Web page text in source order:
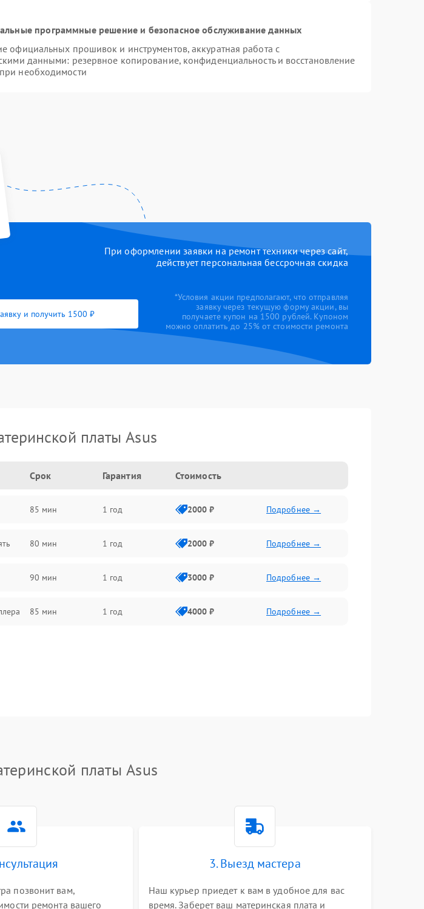
программные решение и безопасное обслуживание данных
официальных прошивок и инструментов, аккуратная работа с
данными: резервное копирование, конфиденциальность и восстановление
необходимости
При оформлении заявки на ремонт техники через сайт,
действует персональная бессрочная скидка
и получить 1500 ₽
*Условия акции предполагают, что отправляя
заявку через текущую форму акции, вы
получаете купон на 1500 рублей. Купоном
можно оплатить до 25% от стоимости ремонта
платы Asus
Срок Гарантия Стоимость
85 мин 1 год 2000 ₽ Подробнее →
80 мин 1 год 2000 ₽ Подробнее →
90 мин 1 год 3000 ₽ Подробнее →
85 мин 1 год 4000 ₽ Подробнее →
платы Asus
позвонит вам,
ремонта вашего
3. Выезд мастера
Наш курьер приедет к вам в удобное для вас
время. Заберет ваш материнская плата и